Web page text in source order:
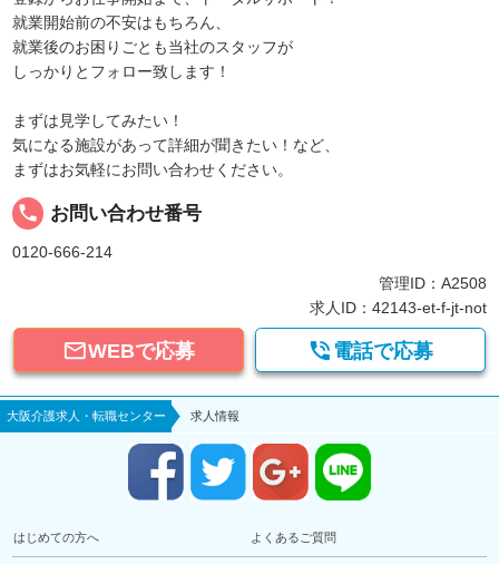
就業開始前の不安はもちろん、
就業後のお困りごとも当社のスタッフが
しっかりとフォロー致します！
まずは見学してみたい！
気になる施設があって詳細が聞きたい！など、
まずはお気軽にお問い合わせください。
local_phone お問い合わせ番号
0120-666-214
管理ID：A2508
求人ID：42143-et-f-jt-not
WEBで応募  電話で応募
大阪介護求人・転職センター 求人情報
はじめての方へ よくあるご質問